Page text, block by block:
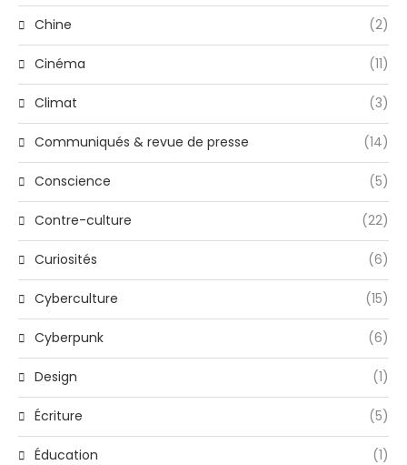
Chine (2)
Cinéma (11)
Climat (3)
Communiqués & revue de presse (14)
Conscience (5)
Contre-culture (22)
Curiosités (6)
Cyberculture (15)
Cyberpunk (6)
Design (1)
Écriture (5)
Éducation (1)